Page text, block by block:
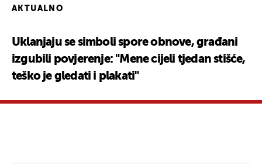
AKTUALNO
Uklanjaju se simboli spore obnove, građani
izgubili povjerenje: "Mene cijeli tjedan stišće,
teško je gledati i plakati"